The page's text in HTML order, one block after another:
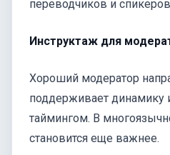
переводчиков и
Инструктаж для
Хороший модератор
поддерживает динамику
таймингом. В
становится еще важнее.